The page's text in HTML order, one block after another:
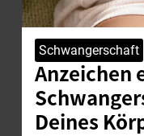
Schwangerschaft
Anzeichen
Deines